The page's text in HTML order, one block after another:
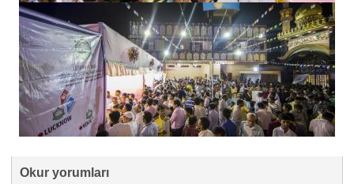
Okur yorumları